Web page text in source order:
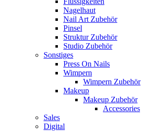
Nagelhaut
Nail Art Zubehör
Pinsel
Struktur Zubehör
Studio Zubehör
Sonstiges
Press On Nails
Wimpern
Wimpern Zubehör
Makeup
Makeup Zubehör
Accessories
Sales
Digital